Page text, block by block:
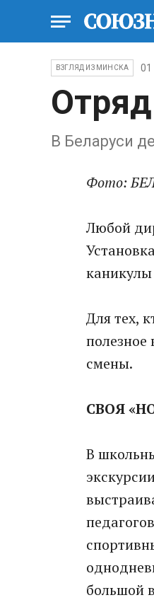
ВЗГЛЯД ИЗ МИНСКА 01
В Беларуси
Фото:
Любой
каникулы
Для тех,
полезное
смены.
СВОЯ
В
большой